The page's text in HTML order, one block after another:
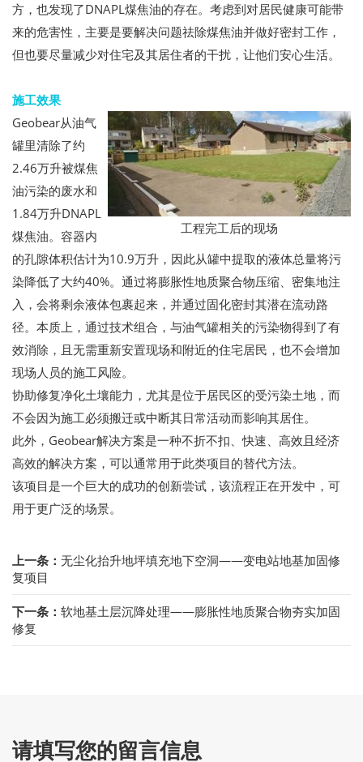
方，也发现了DNAPL煤焦油的存在。考虑到对居民健康可能带
来的危害性，主要是要解决问题祛除煤焦油并做好密封工作，
但也要尽量减少对住宅及其居住者的干扰，让他们安心生活。
施工效果
工程完工后的现场
Geobear从油气
罐里清除了约
2.46万升被煤焦
油污染的废水和
1.84万升DNAPL
煤焦油。容器内
的孔隙体积估计为10.9万升，因此从罐中提取的液体总量将污
染降低了大约40%。通过将膨胀性地质聚合物压缩、密集地注
入，会将剩余液体包裹起来，并通过固化密封其潜在流动路
径。本质上，通过技术组合，与油气罐相关的污染物得到了有
效消除，且无需重新安置现场和附近的住宅居民，也不会增加
现场人员的施工风险。
协助修复净化土壤能力，尤其是位于居民区的受污染土地，而
不会因为施工必须搬迁或中断其日常活动而影响其居住。
此外，Geobear解决方案是一种不折不扣、快速、高效且经济
高效的解决方案，可以通常用于此类项目的替代方法。
该项目是一个巨大的成功的创新尝试，该流程正在开发中，可
用于更广泛的场景。
上一条： 无尘化抬升地坪填充地下空洞——变电站地基加固修
复项目
下一条： 软地基土层沉降处理——膨胀性地质聚合物夯实加固
修复
请填写您的留言信息